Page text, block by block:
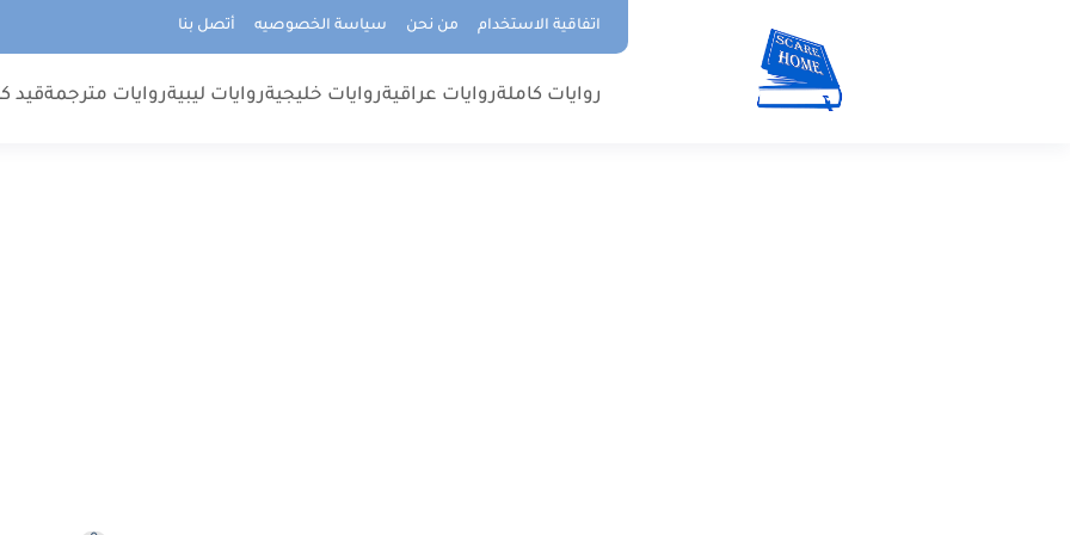
اتفاقية الاستخدام من نحن سياسة الخصوصيه أتصل بنا
روايات كاملةروايات عراقيةروايات خليجيةروايات ليبيةروايات مترجمةقيد